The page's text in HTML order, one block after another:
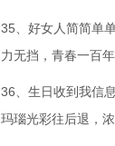
35、好女人简简单
力无挡，青春一百
36、生日收到我信
玛瑙光彩往后退，